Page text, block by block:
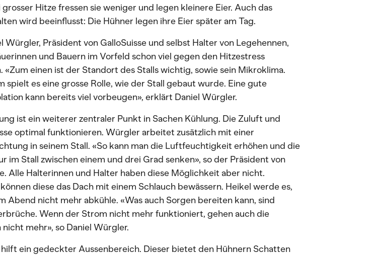
grosser Hitze fressen sie weniger und legen kleinere Eier. Auch das
wird beeinflusst: Die Hühner legen ihre Eier später am Tag.
Würgler, Präsident von GalloSuisse und selbst Halter von Legehennen,
und Bauern im Vorfeld schon viel gegen den Hitzestress
«Zum einen ist der Standort des Stalls wichtig, sowie sein Mikroklima.
spielt es eine grosse Rolle, wie der Stall gebaut wurde. Eine gute
kann bereits viel vorbeugen», erklärt Daniel Würgler.
ist ein weiterer zentraler Punkt in Sachen Kühlung. Die Zuluft und
optimal funktionieren. Würgler arbeitet zusätzlich mit einer
in seinem Stall. «So kann man die Luftfeuchtigkeit erhöhen und die
im Stall zwischen einem und drei Grad senken», so der Präsident von
Alle Halterinnen und Halter haben diese Möglichkeit aber nicht.
diese das Dach mit einem Schlauch bewässern. Heikel werde es,
Abend nicht mehr abkühle. «Was auch Sorgen bereiten kann, sind
Wenn der Strom nicht mehr funktioniert, gehen auch die
mehr», so Daniel Würgler.
ein gedeckter Aussenbereich. Dieser bietet den Hühnern Schatten